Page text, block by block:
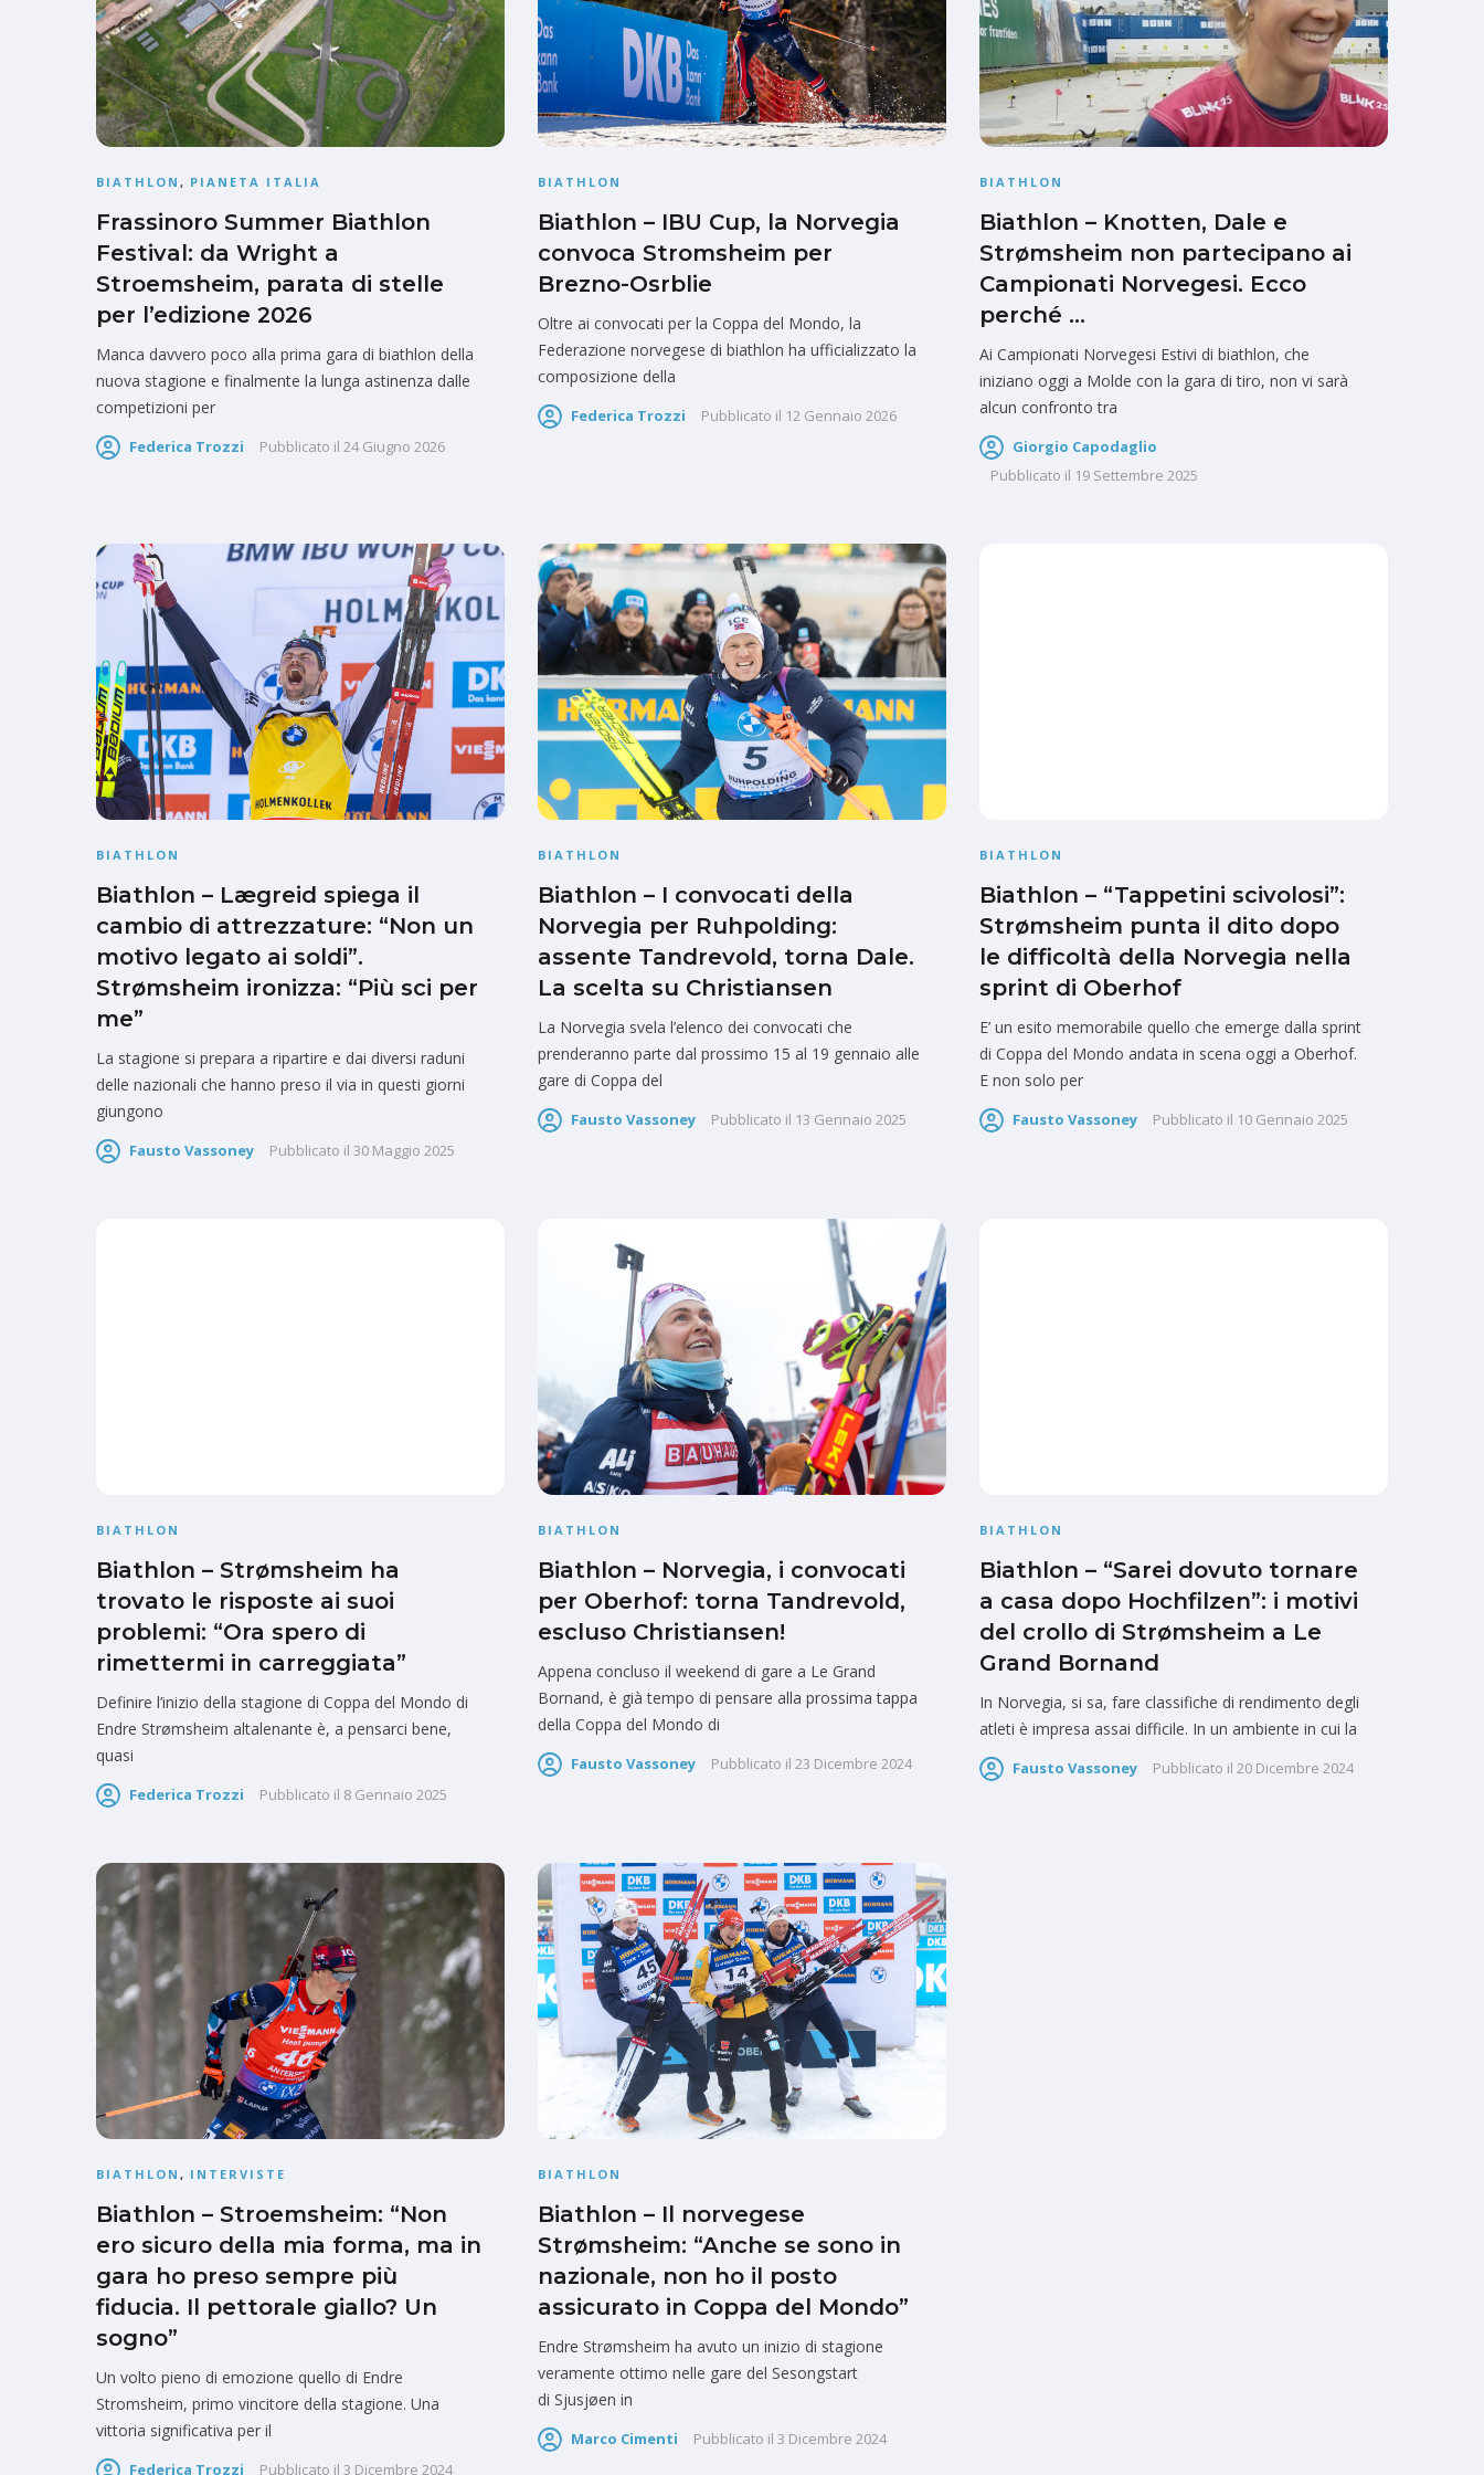
BIATHLON , PIANETA ITALIA
Frassinoro Summer Biathlon
Festival: da Wright a
Stroemsheim, parata di stelle
per l’edizione 2026
Manca davvero poco alla prima gara di biathlon della
nuova stagione e finalmente la lunga astinenza dalle
competizioni per
Federica Trozzi Pubblicato il 24 Giugno 2026
BIATHLON
Biathlon – IBU Cup, la Norvegia
convoca Stromsheim per
Brezno-Osrblie
Oltre ai convocati per la Coppa del Mondo, la
Federazione norvegese di biathlon ha ufficializzato la
composizione della
Federica Trozzi Pubblicato il 12 Gennaio 2026
BIATHLON
Biathlon – Knotten, Dale e
Strømsheim non partecipano ai
Campionati Norvegesi. Ecco
perché …
Ai Campionati Norvegesi Estivi di biathlon, che
iniziano oggi a Molde con la gara di tiro, non vi sarà
alcun confronto tra
Giorgio Capodaglio
Pubblicato il 19 Settembre 2025
BIATHLON
Biathlon – Lægreid spiega il
cambio di attrezzature: “Non un
motivo legato ai soldi”.
Strømsheim ironizza: “Più sci per
me”
La stagione si prepara a ripartire e dai diversi raduni
delle nazionali che hanno preso il via in questi giorni
giungono
Fausto Vassoney Pubblicato il 30 Maggio 2025
BIATHLON
Biathlon – I convocati della
Norvegia per Ruhpolding:
assente Tandrevold, torna Dale.
La scelta su Christiansen
La Norvegia svela l’elenco dei convocati che
prenderanno parte dal prossimo 15 al 19 gennaio alle
gare di Coppa del
Fausto Vassoney Pubblicato il 13 Gennaio 2025
BIATHLON
Biathlon – “Tappetini scivolosi”:
Strømsheim punta il dito dopo
le difficoltà della Norvegia nella
sprint di Oberhof
E’ un esito memorabile quello che emerge dalla sprint
di Coppa del Mondo andata in scena oggi a Oberhof.
E non solo per
Fausto Vassoney Pubblicato il 10 Gennaio 2025
BIATHLON
Biathlon – Strømsheim ha
trovato le risposte ai suoi
problemi: “Ora spero di
rimettermi in carreggiata”
Definire l’inizio della stagione di Coppa del Mondo di
Endre Strømsheim altalenante è, a pensarci bene,
quasi
Federica Trozzi Pubblicato il 8 Gennaio 2025
BIATHLON
Biathlon – Norvegia, i convocati
per Oberhof: torna Tandrevold,
escluso Christiansen!
Appena concluso il weekend di gare a Le Grand
Bornand, è già tempo di pensare alla prossima tappa
della Coppa del Mondo di
Fausto Vassoney Pubblicato il 23 Dicembre 2024
BIATHLON
Biathlon – “Sarei dovuto tornare
a casa dopo Hochfilzen”: i motivi
del crollo di Strømsheim a Le
Grand Bornand
In Norvegia, si sa, fare classifiche di rendimento degli
atleti è impresa assai difficile. In un ambiente in cui la
Fausto Vassoney Pubblicato il 20 Dicembre 2024
BIATHLON , INTERVISTE
Biathlon – Stroemsheim: “Non
ero sicuro della mia forma, ma in
gara ho preso sempre più
fiducia. Il pettorale giallo? Un
sogno”
Un volto pieno di emozione quello di Endre
Stromsheim, primo vincitore della stagione. Una
vittoria significativa per il
Federica Trozzi Pubblicato il 3 Dicembre 2024
BIATHLON
Biathlon – Il norvegese
Strømsheim: “Anche se sono in
nazionale, non ho il posto
assicurato in Coppa del Mondo”
Endre Strømsheim ha avuto un inizio di stagione
veramente ottimo nelle gare del Sesongstart
di Sjusjøen in
Marco Cimenti Pubblicato il 3 Dicembre 2024